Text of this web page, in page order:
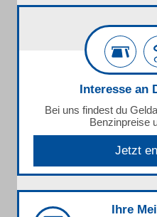
Interesse an
Bei uns findest du
Benzinpreise
Jetzt
Ihre